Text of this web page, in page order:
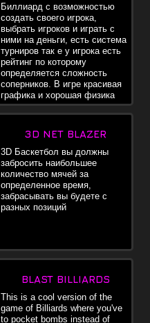
Биллиард с возможностью
создать своего игрока,
выбрать игроков и играть с
ними на деньги, есть система
турниров так е у игрока есть
рейтинг по которому
определяется сложность
соперников. В игре красивая
графика и хорошая физика
3D NET BLAZER
3D Баскетбол вы должны
забросить наибольшее
количество мячей за
определенное время,
забрасывать вы будете с
разных позиций
BLAST BILLIARDS
This is a cool version of the
game of Billiards where you've
to pocket bombs instead of